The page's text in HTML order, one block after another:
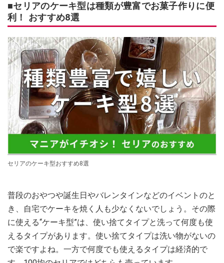
■セリアのケーキ型は種類が豊富でお菓子作りに便
利！ おすすめ8選
セリアのケーキ型おすすめ8選
普段のおやつや誕生日やバレンタインなどのイベントのと
き、自宅でケーキを焼く人も少なくないでしょう。その際
に使える“ケーキ型”は、使い捨てタイプと洗って何度も使
えるタイプがあります。使い捨てタイプは洗い物がないの
で楽ですよね。一方で何度でも使えるタイプは経済的で